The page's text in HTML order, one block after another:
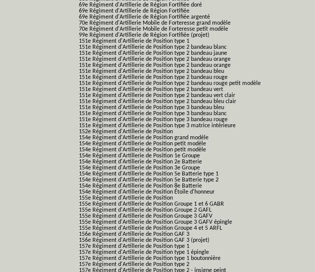
69e Régiment d'Artillerie de Région Fortifiée doré
69e Régiment d'Artillerie de Région Fortifiée
69e Régiment d'Artillerie de Région Fortifiée argenté
70e Régiment d'Artillerie Mobile de Forteresse grand modèle
70e Régiment d'Artillerie Mobile de Forteresse petit modèle
99e Régiment d'Artillerie de Région Fortifiée (projet)
151e Régiment d'Artillerie de Position type 1
151e Régiment d'Artillerie de Position type 2 bandeau blanc
151e Régiment d'Artillerie de Position type 2 bandeau jaune
151e Régiment d'Artillerie de Position type 2 bandeau orange
151e Régiment d'Artillerie de Position type 2 bandeau orange
151e Régiment d'Artillerie de Position type 2 bandeau bleu
151e Régiment d'Artillerie de Position type 2 bandeau rouge
151e Régiment d'Artillerie de Position type 2 bandeau rouge petit modèle
151e Régiment d'Artillerie de Position type 2 bandeau vert
151e Régiment d'Artillerie de Position type 2 bandeau vert clair
151e Régiment d'Artillerie de Position type 2 bandeau bleu clair
151e Régiment d'Artillerie de Position type 3 bandeau bleu
151e Régiment d'Artillerie de Position type 3 bandeau blanc
151e Régiment d'Artillerie de Position type 3 bandeau rouge
151e Régiment d'Artillerie de Position type 3 matrice intérieure
152e Régiment d'Artillerie de Position
154e Régiment d'Artillerie de Position grand modèle
154e Régiment d'Artillerie de Position petit modèle
154e Régiment d'Artillerie de Position petit modèle
154e Régiment d'Artillerie de Position 1e Groupe
154e Régiment d'Artillerie de Position 2e Batterie
154e Régiment d'Artillerie de Position 3e Groupe
154e Régiment d'Artillerie de Position 5e Batterie type 1
154e Régiment d'Artillerie de Position 5e Batterie type 2
154e Régiment d'Artillerie de Position 8e Batterie
154e Régiment d'Artillerie de Position Étoile d'honneur
155e Régiment d'Artillerie de Position
155e Régiment d'Artillerie de Position Groupe 1 et 6 GABR
155e Régiment d'Artillerie de Position Groupe 2 GAFL
155e Régiment d'Artillerie de Position Groupe 3 GAFV
155e Régiment d'Artillerie de Position Groupe 3 GAFV épingle
155e Régiment d'Artillerie de Position Groupe 4 et 5 ARFL
156e Régiment d'Artillerie de Position GAF 3
156e Régiment d'Artillerie de Position GAF 3 (projet)
157e Régiment d'Artillerie de Position type 1
157e Régiment d'Artillerie de Position type 1 épingle
157e Régiment d'Artillerie de Position type 1 boutonnière
157e Régiment d'Artillerie de Position type 2
157e Régiment d'Artillerie de Position type 2 - insigne peint